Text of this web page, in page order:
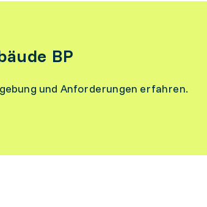
BP
und Anforderungen erfahren.